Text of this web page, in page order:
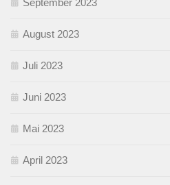
September 2023
August 2023
Juli 2023
Juni 2023
Mai 2023
April 2023